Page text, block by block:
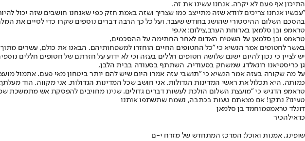
התיכון אף פעם לא יקרה. אנחנו עשינו את זה.
"עכשיו אנחנו צריכים לוודא שזה מתייצב כמו שצריך ושזה באמת חזק כפי שאנחנו חושבים שזה יכול
בהסכם השלום ההיסטורי שהושג בחודש שעבר, ועל כל כך הרבה דברים נוספים שקרו כדי לסיים את
טראמפ ובן סלמאן בארוחת הערב,צילום: אי.פי
טראמפ ובן סלמאן על השטיח האדום לאחר החתימה על ההסכמים,
באשר לחטופים אמר הנשיא כי "כל החטופים החיים הוחזרו למשפחותיהם. הבאנו את כולם, עשרים
יש לציין כי נכון להיום ישנם שלושה חטופים חללים בעזה וכי לא ידוע על חזרתם של חטופים חללים
גן כריסטיאנו רונאלדו, שמשחק בסעודיה, השתתף בסעודה בבית הלבן,
על מה שקורה בעזה אמר הנשיא כי "תושבי עזה אמרו היום שיש להם יותר ביטחון מאי פעם. אתמול
כמותה, היא תכלול את ראשי המדינות הגדולות. אני חושב שכל המדינות הגדולות. אני מקווה, הוד
טראמפ הדגיש כי "מועצת השלום הולכת לעשות דברים גדולים. שנינו מחויבים להפסקת אש
טעינו? נתקן! אם מצאתם טעות בכתבה, נשמח שתשתפו אותנו
דונלד טראמפמוחמד בן סלמאן
כדאילהכיר
שופינג, אמנות ואוכל: המרכז המתחדש של מזרח י-ם